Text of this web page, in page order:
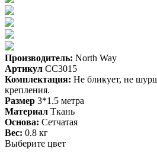
Производитель: North Way
Артикул CC3015
Комплектация: Не бликует, не
крепления.
Размер 3*1.5 метра
Материал Ткань
Основа: Сетчатая
Вес: 0.8 кг
Выберите цвет